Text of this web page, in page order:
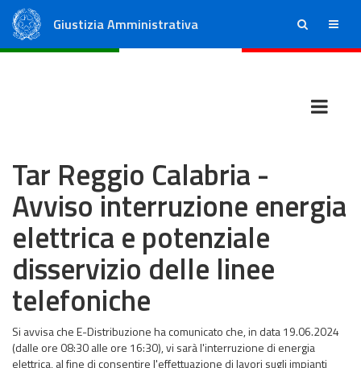
Giustizia Amministrativa ricerca menu
Tar Reggio Calabria -
Avviso interruzione energia
elettrica e potenziale
disservizio delle linee
telefoniche
Si avvisa che E-Distribuzione ha comunicato che, in data 19.06.2024
(dalle ore 08:30 alle ore 16:30), vi sarà l'interruzione di energia
elettrica, al fine di consentire l'effettuazione di lavori sugli impianti